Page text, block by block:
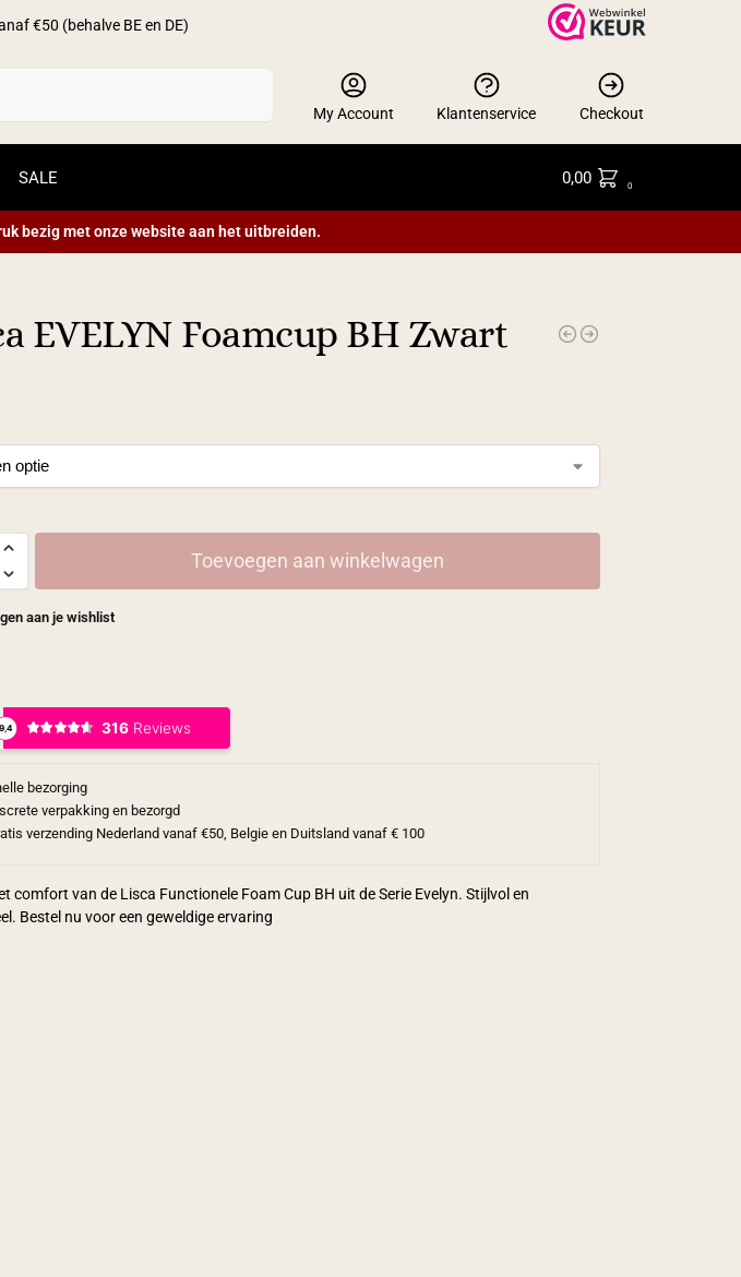
€50 (behalve BE en DE)
My Account Klantenservice Checkout
SALE 0,00 0
bezig met onze website aan het uitbreiden.
EVELYN Foamcup BH Zwart
Toevoegen aan winkelwagen
aan je wishlist
bezorging
verpakking en bezorgd
verzending Nederland vanaf €50, Belgie en Duitsland vanaf € 100
comfort van de Lisca Functionele Foam Cup BH uit de Serie Evelyn. Stijlvol en
Bestel nu voor een geweldige ervaring